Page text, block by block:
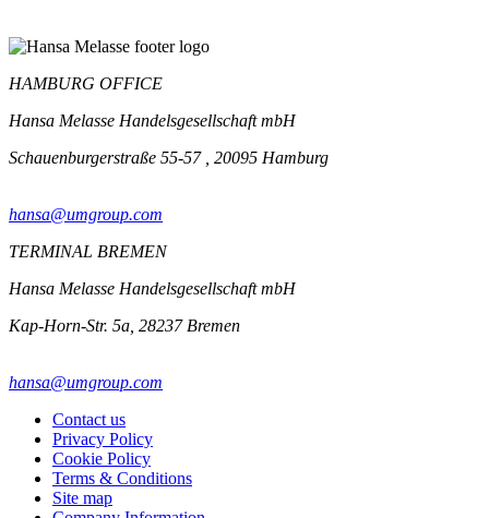
HAMBURG OFFICE
Hansa Melasse Handelsgesellschaft mbH
Schauenburgerstraße 55-57 , 20095 Hamburg
hansa@umgroup.com
TERMINAL BREMEN
Hansa Melasse Handelsgesellschaft mbH
Kap-Horn-Str. 5a, 28237 Bremen
hansa@umgroup.com
Contact us
Privacy Policy
Cookie Policy
Terms & Conditions
Site map